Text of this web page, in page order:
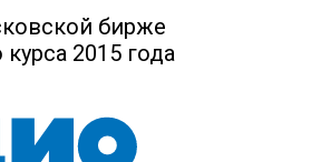
бирже
2015 года